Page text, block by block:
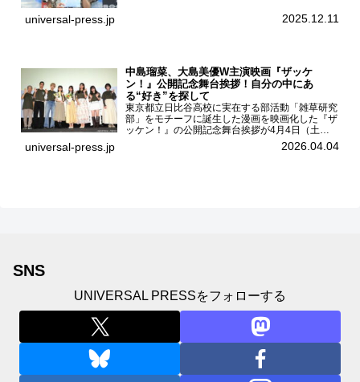
した。AKB48伊藤百花1stフォトブッ...
universal-press.jp 2025.12.11
中島瑠菜、大島美優W主演映画『ザッケ
ン！』公開記念舞台挨拶！自分の中にあ
る“好き”を探して
東京都立日比谷高校に実在する部活動「雑草研究
部」をモチーフに誕生した漫画を映画化した『ザ
ッケン！』の公開記念舞台挨拶が4月4日（土）
ユナイテッドシネマお台場で開催され、出演者の
中島瑠菜、大島美優、八神遼介（ICEx）、阿佐
universal-press.jp 2026.04.04
SNS
UNIVERSAL PRESSをフォローする